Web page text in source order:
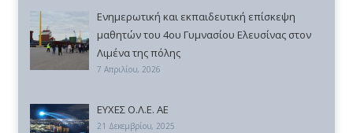
Ενημερωτική και εκπαιδευτική επίσκεψη
μαθητών του 4ου Γυμνασίου Ελευσίνας στον
Λιμένα της πόλης
7 Απριλίου, 2026
ΕΥΧΕΣ Ο.Λ.Ε. ΑΕ
21 Δεκεμβρίου, 2025